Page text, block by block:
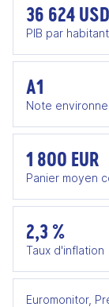
36 624 USD
PIB par habitant
A1
Note
1 800 EUR
Panier moyen
2,3 %
Taux d'inflation
Euromonitor,